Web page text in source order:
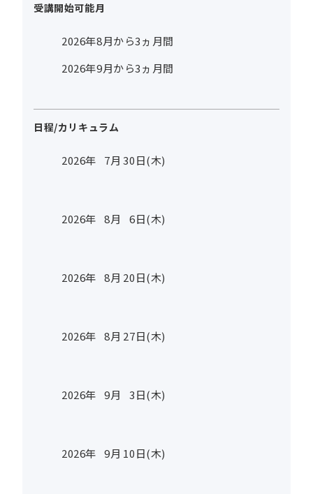
受講開始可能月
2026年8月から3ヵ月間
2026年9月から3ヵ月間
日程/カリキュラム
2026年 7月 30日(木)
2026年 8月 6日(木)
2026年 8月 20日(木)
2026年 8月 27日(木)
2026年 9月 3日(木)
2026年 9月 10日(木)